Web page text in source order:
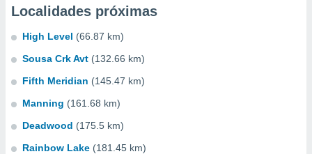
Localidades próximas
High Level (66.87 km)
Sousa Crk Avt (132.66 km)
Fifth Meridian (145.47 km)
Manning (161.68 km)
Deadwood (175.5 km)
Rainbow Lake (181.45 km)